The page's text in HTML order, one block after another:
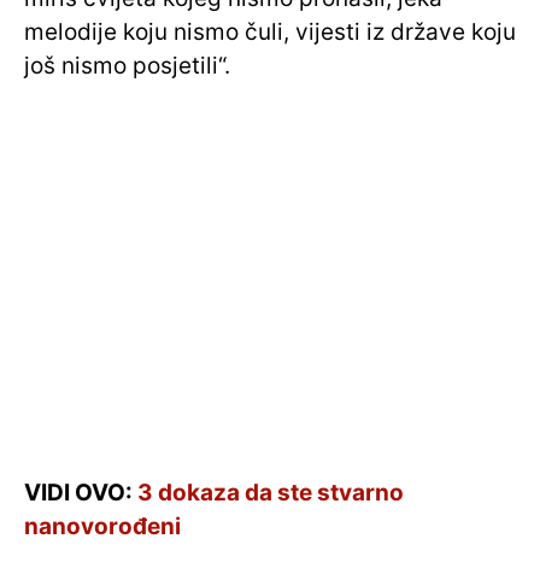
melodije koju nismo čuli, vijesti iz države koju
još nismo posjetili“.
VIDI OVO: 3 dokaza da ste stvarno
nanovorođeni